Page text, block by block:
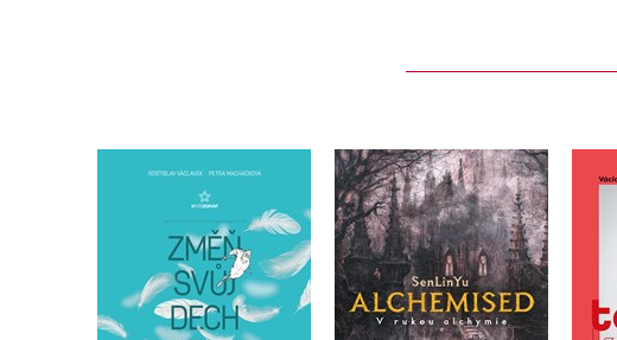
Změň svůj dech a
začnou se dít věci
Rostislav Václavek
Petra Václavková
Alchemised
SenLinYu